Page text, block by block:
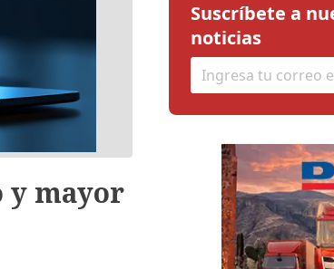
mayor
Suscríbete a
noticias